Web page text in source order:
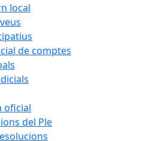
local
de comptes
oficial
del Ple